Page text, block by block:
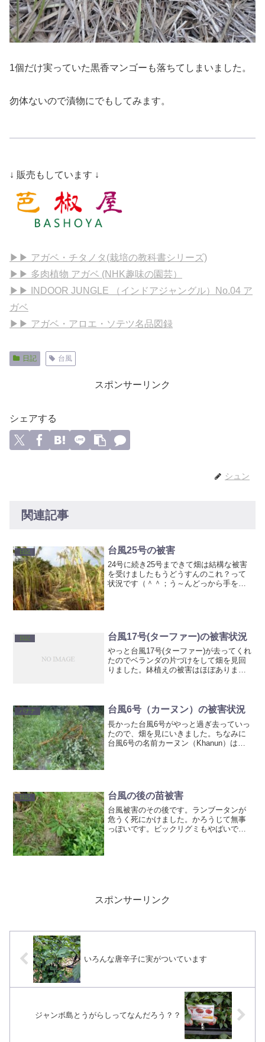
1個だけ実っていた黒香マンゴーも落ちてしまいました。
勿体ないので漬物にでもしてみます。
↓ 販売もしています ↓
▶▶ アガベ・チタノタ(栽培の教科書シリーズ)
▶▶ 多肉植物 アガベ (NHK趣味の園芸）
▶▶ INDOOR JUNGLE （インドアジャングル）No.04 ア
ガベ
▶▶ アガベ・アロエ・ソテツ名品図録
日記 台風
スポンサーリンク
シェアする
シュン
関連記事
日記 台風25号の被害
24号に続き25号まできて畑は結構な被害
を受けましたもうどうすんのこれ？って
状況です（＾＾；う～んどっから手を付
日記 台風17号(ターファー)の被害状況
やっと台風17号(ターファー)が去ってくれ
たのでベランダの片づけをして畑を見回
りました。鉢植えの被害はほぼありませ
す。恐る恐る畑...
バナナ 台風6号（カーヌン）の被害状況
長かった台風6号がやっと過ぎ去っていっ
たので、畑を見にいきました。ちなみに
台風6号の名前カーヌン（Khanun）はタ
日記 台風の後の苗被害
台風被害のその後です。ランブータンが
危うく死にかけました。かろうじて無事
っぽいです。ビックリグミもやばいで
スポンサーリンク
いろんな唐辛子に実がついています
ジャンボ島とうがらしってなんだろう？？